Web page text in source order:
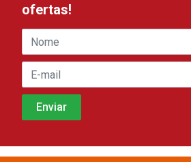
ofertas!